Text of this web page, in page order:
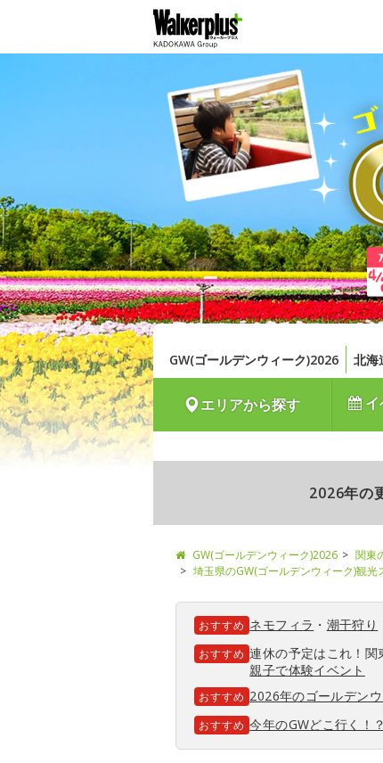
GW(ゴールデンウィーク)2026 北海
エリアから探す イ
2026年の
GW(ゴールデンウィーク)2026 関東
埼玉県のGW(ゴールデンウィーク)観光
おすすめ ネモフィラ ・ 潮干狩り
おすすめ 連休の予定はこれ！
親子で体験イベント
おすすめ 2026年のゴールデン
おすすめ 今年のGWどこ行く！